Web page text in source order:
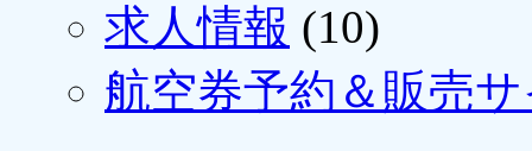
求人情報 (10)
航空券予約＆販売